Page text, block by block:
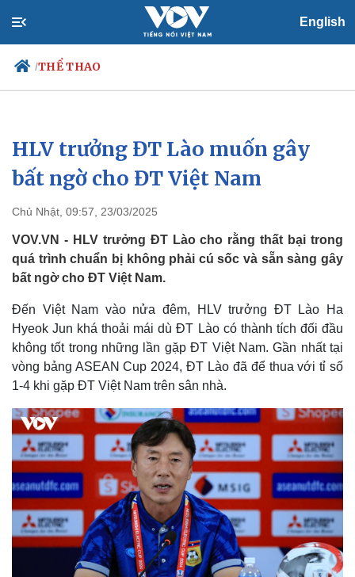
English
/THỂ THAO
Chính trị
Đảng
Tổ chức nhân sự
Nhận diện sự thật
Xã hội
Tin 24h
Dự báo thời tiết
Việc làm
Biển đảo
HLV trưởng ĐT Lào muốn gây
bất ngờ cho ĐT Việt Nam
Chủ Nhật, 09:57, 23/03/2025
VOV.VN - HLV trưởng ĐT Lào cho rằng thất bại trong
quá trình chuẩn bị không phải cú sốc và sẵn sàng gây
bất ngờ cho ĐT Việt Nam.
Đến Việt Nam vào nửa đêm, HLV trưởng ĐT Lào Ha
Hyeok Jun khá thoải mái dù ĐT Lào có thành tích đối đầu
không tốt trong những lần gặp ĐT Việt Nam. Gần nhất tại
vòng bảng ASEAN Cup 2024, ĐT Lào đã để thua với tỉ số
1-4 khi gặp ĐT Việt Nam trên sân nhà.